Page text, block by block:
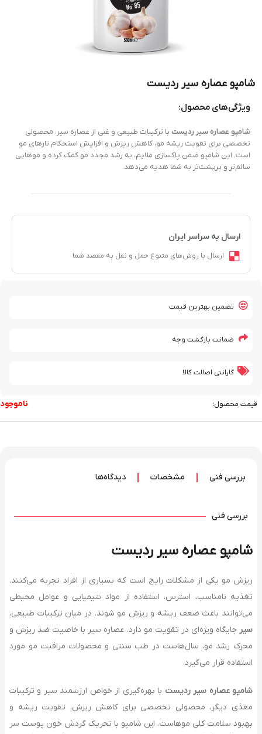
شامپو عصاره سیر ردیست
ویژگی‌های محصول:
شامپو عصاره سیر ردیست با ترکیبات طبیعی و غنی از عصاره سیر، محصولی
تخصصی برای تقویت ریشه مو، کاهش ریزش و افزایش استحکام تارهای مو
است. این شامپو ضمن پاکسازی ملایم، به رشد مجدد مو کمک کرده و موهایی
سالم‌تر و پرپشت‌تر به شما هدیه می‌دهد.
ارسال به سراسر ایران
ارسال با روش‌های متنوع حمل و نقل به مقصد شما
تضمین بهترین قیمت
ضمانت بازگشت وجه
گارانتی اصالت کالا
قیمت محصول: ناموجود
بررسی فنی مشخصات دیدگاه‌ها
بررسی فنی
شامپو عصاره سیر ردیست
ریزش مو یکی از مشکلات رایج است که بسیاری از افراد تجربه می‌کنند.
تغذیه نامناسب، استرس، استفاده از مواد شیمیایی و عوامل محیطی
می‌توانند باعث ضعف ریشه و ریزش مو شوند. در میان ترکیبات طبیعی،
سیر جایگاه ویژه‌ای در تقویت مو دارد. عصاره سیر با خاصیت ضد ریزش و
محرک رشد مو، سال‌هاست در طب سنتی و محصولات مراقبت مو مورد
استفاده قرار می‌گیرد.
شامپو عصاره سیر ردیست با بهره‌گیری از خواص ارزشمند سیر و ترکیبات
مغذی دیگر، محصولی تخصصی برای کاهش ریزش، تقویت ریشه و
بهبود سلامت کلی موهاست. این شامپو با تحریک گردش خون پوست سر